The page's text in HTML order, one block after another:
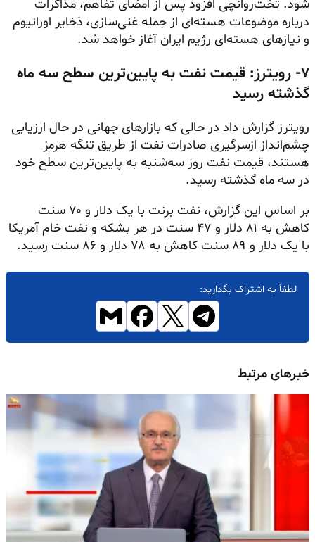
شود. تخت‌روانچی افزود پس از امضای تفاهم، مذاکرات
درباره موضوعات هسته‌ای از جمله غنی‌سازی، ذخایر اورانیوم
و نیازهای هسته‌ای رژیم ایران آغاز خواهد شد.
۷- رویترز: قیمت نفت به پایین‌ترین سطح سه ماه
گذشته رسید
رویترز گزارش داد در حالی که بازارهای جهانی در حال ارزیابی
چشم‌انداز ازسرگیری صادرات نفت از طریق تنگه هرمز
هستند، قیمت نفت روز سه‌شنبه به پایین‌ترین سطح خود
در سه ماه گذشته رسید.
بر اساس این گزارش، نفت برنت با یک دلار و ۷۰ سنت
کاهش به ۸۱ دلار و ۴۷ سنت در هر بشکه و نفت خام آمریکا
با یک دلار و ۸۹ سنت کاهش به ۷۸ دلار و ۸۶ سنت رسید.
لطفاً به اشتراک بگذارید:
خبرهای مرتبط